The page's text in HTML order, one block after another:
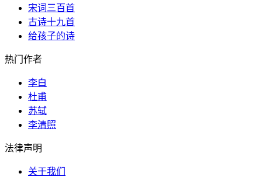
宋词三百首
古诗十九首
给孩子的诗
热门作者
李白
杜甫
苏轼
李清照
法律声明
关于我们